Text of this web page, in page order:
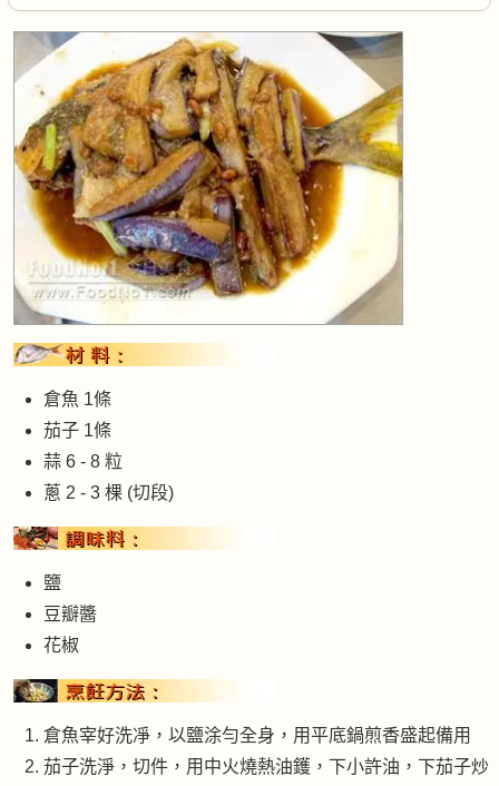
倉魚 1條
茄子 1條
蒜 6 - 8 粒
蔥 2 - 3 棵 (切段)
鹽
豆瓣醬
花椒
倉魚宰好洗凈，以鹽涂勻全身，用平底鍋煎香盛起備用
茄子洗淨，切件，用中火燒熱油鑊，下小許油，下茄子炒